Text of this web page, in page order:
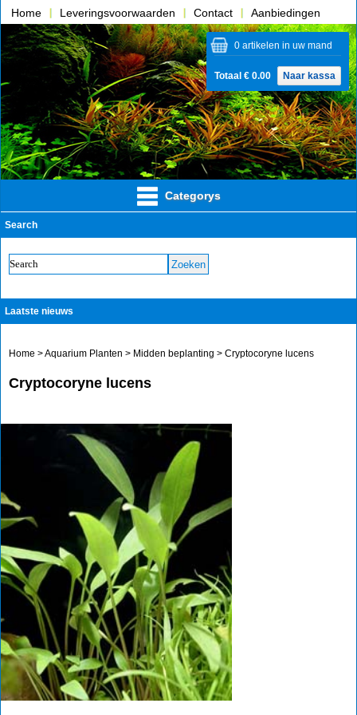
Home Leveringsvoorwaarden Contact
Aanbiedingen
Over ons
Categorys
Search
Laatste nieuws
0 artikelen in uw mand
Totaal € 0.00 Naar kassa
Home >Aquarium Planten > Midden beplanting > Cryptocoryne lucens
Cryptocoryne lucens